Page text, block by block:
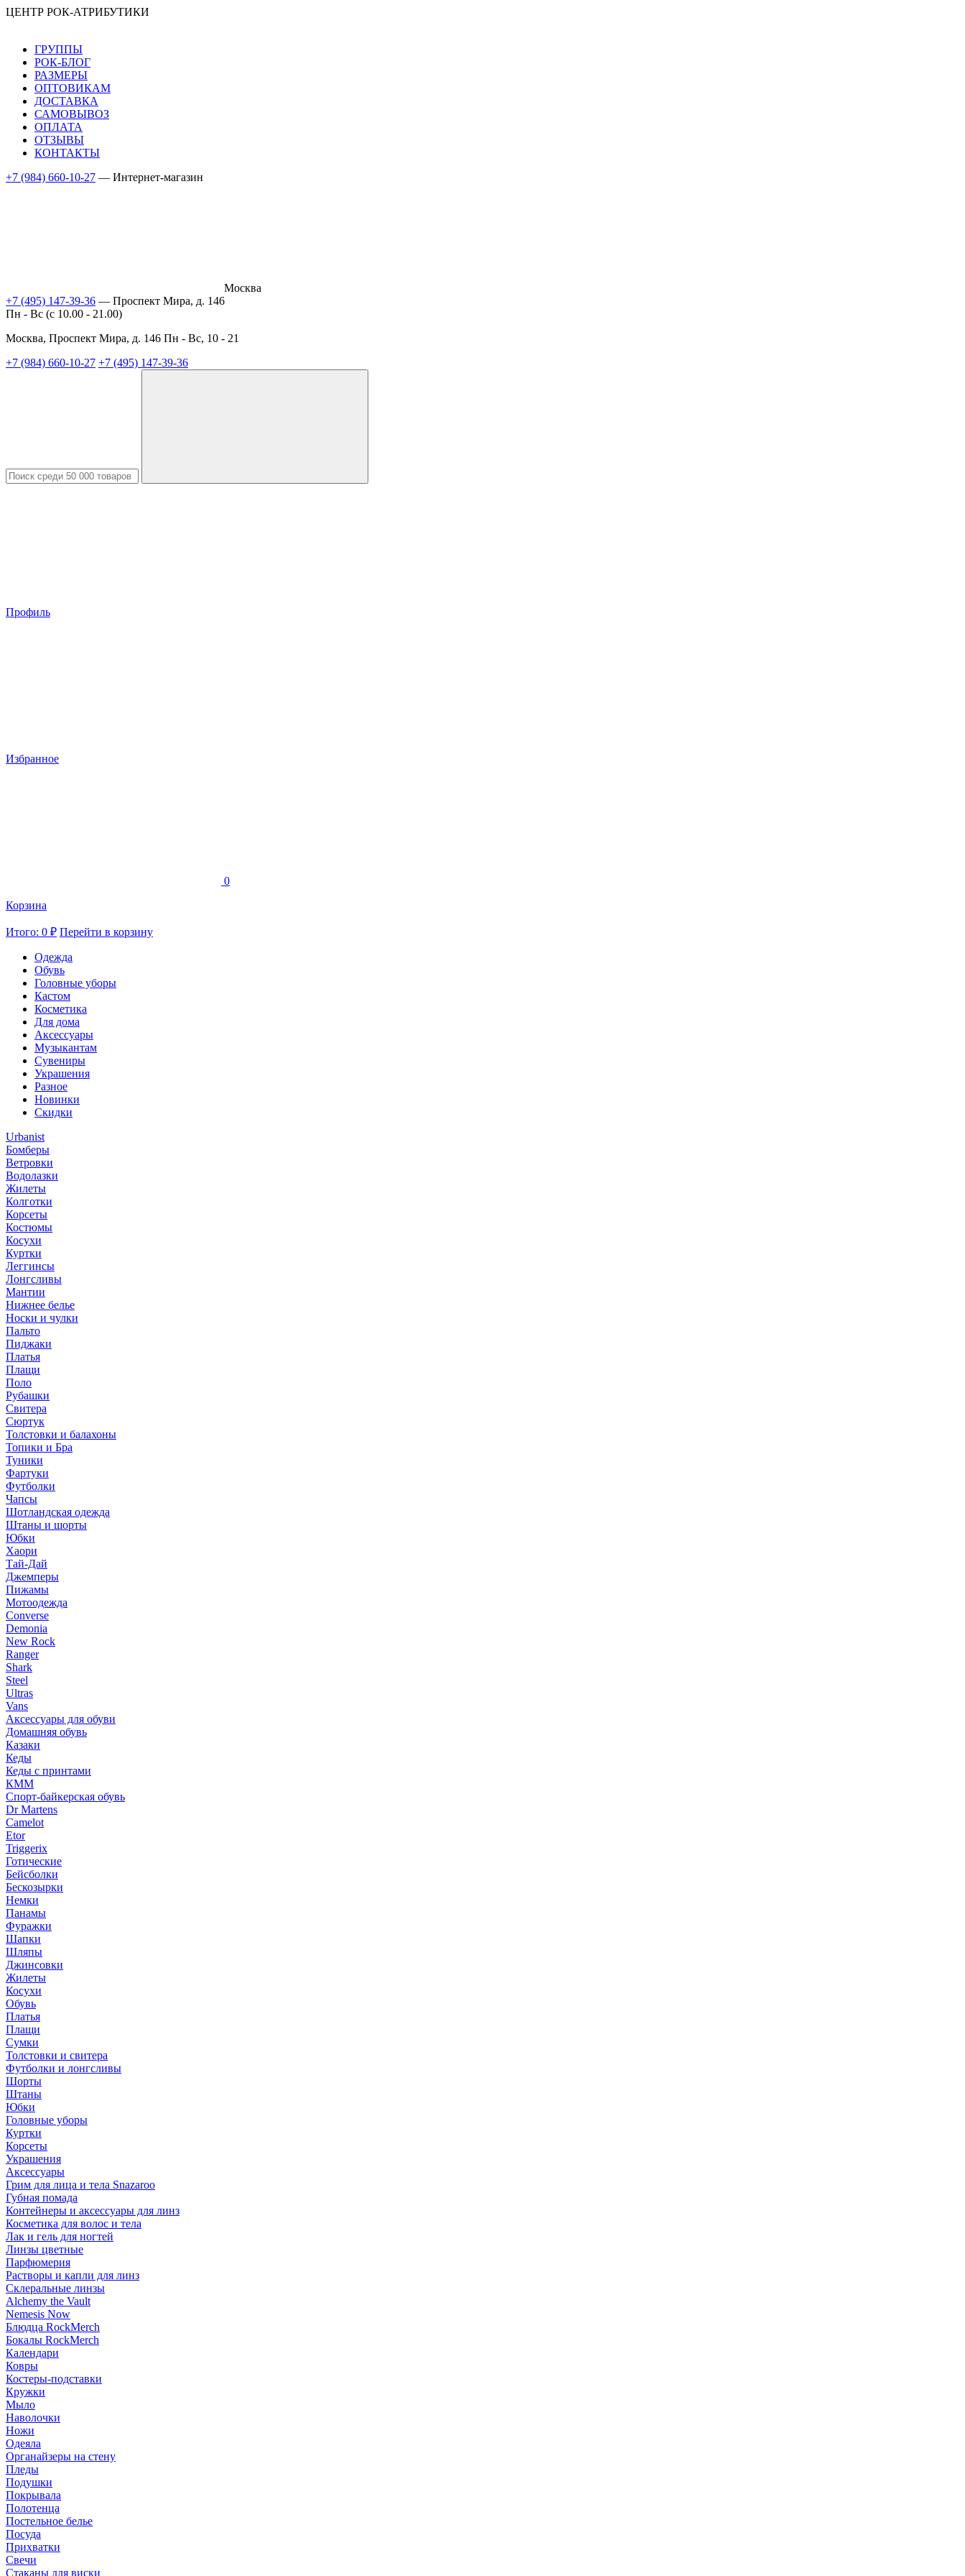
ЦЕНТР РОК-АТРИБУТИКИ
ГРУППЫ
РОК-БЛОГ
РАЗМЕРЫ
ОПТОВИКАМ
ДОСТАВКА
САМОВЫВОЗ
ОПЛАТА
ОТЗЫВЫ
КОНТАКТЫ
+7 (984) 660-10-27 — Интернет-магазин
Москва
+7 (495) 147-39-36 — Проспект Мира, д. 146
Пн - Вс (c 10.00 - 21.00)
Москва, Проспект Мира, д. 146 Пн - Вс, 10 - 21
+7 (984) 660-10-27 +7 (495) 147-39-36
Профиль
Избранное
0
Корзина
Итого: 0 ₽ Перейти в корзину
Одежда
Обувь
Головные уборы
Кастом
Косметика
Для дома
Аксессуары
Музыкантам
Сувениры
Украшения
Разное
Новинки
Скидки
Urbanist
Бомберы
Ветровки
Водолазки
Жилеты
Колготки
Корсеты
Костюмы
Косухи
Куртки
Леггинсы
Лонгсливы
Мантии
Нижнее белье
Носки и чулки
Пальто
Пиджаки
Платья
Плащи
Поло
Рубашки
Свитера
Сюртук
Толстовки и балахоны
Топики и Бра
Туники
Фартуки
Футболки
Чапсы
Шотландская одежда
Штаны и шорты
Юбки
Хаори
Тай-Дай
Джемперы
Пижамы
Мотоодежда
Converse
Demonia
New Rock
Ranger
Shark
Steel
Ultras
Vans
Аксессуары для обуви
Домашняя обувь
Казаки
Кеды
Кеды с принтами
КММ
Спорт-байкерская обувь
Dr Martens
Camelot
Etor
Triggerix
Готические
Бейсболки
Бескозырки
Немки
Панамы
Фуражки
Шапки
Шляпы
Джинсовки
Жилеты
Косухи
Обувь
Платья
Плащи
Сумки
Толстовки и свитера
Футболки и лонгсливы
Шорты
Штаны
Юбки
Головные уборы
Куртки
Корсеты
Украшения
Аксессуары
Грим для лица и тела Snazaroo
Губная помада
Контейнеры и аксессуары для линз
Косметика для волос и тела
Лак и гель для ногтей
Линзы цветные
Парфюмерия
Растворы и капли для линз
Склеральные линзы
Alchemy the Vault
Nemesis Now
Блюдца RockMerch
Бокалы RockMerch
Календари
Ковры
Костеры-подставки
Кружки
Мыло
Наволочки
Ножи
Одеяла
Органайзеры на стену
Пледы
Подушки
Покрывала
Полотенца
Постельное белье
Посуда
Прихватки
Свечи
Стаканы для виски